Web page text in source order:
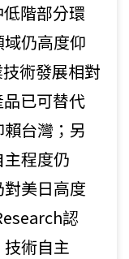
階部分環
仍高度仰
術發展相對
已可替代
台灣；另
程度仍
美日高度
認
術自主